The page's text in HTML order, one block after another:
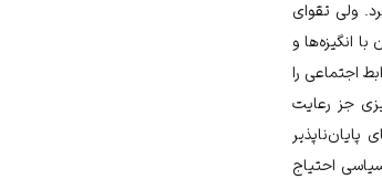
ولی تقوای
انگیزه‌ها و
اجتماعی را
جز رعایت
احتیاج